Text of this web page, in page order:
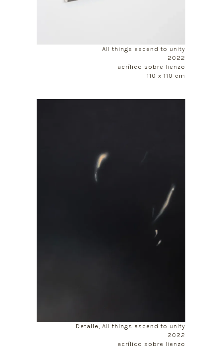
All things ascend to unity
2022
acrílico sobre lienzo
110 x 110 cm
Detalle, All things ascend to unity
2022
acrílico sobre lienzo